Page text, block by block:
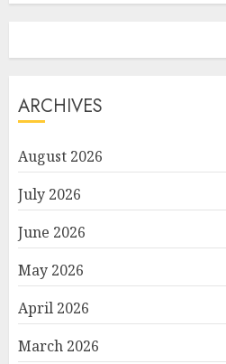
ARCHIVES
August 2026
July 2026
June 2026
May 2026
April 2026
March 2026